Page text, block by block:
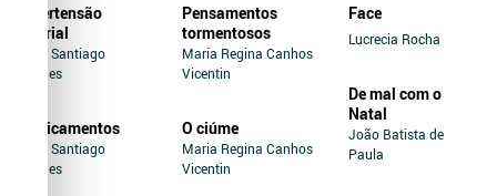
Hipertensão
Arterial
Jairo Santiago
Novaes
Medicamentos
Jairo Santiago
Novaes
Pensamentos
tormentosos
Maria Regina Canhos
Vicentin
O ciúme
Maria Regina Canhos
Vicentin
Face
Lucrecia Rocha
De mal com o
Natal
João Batista de
Paula